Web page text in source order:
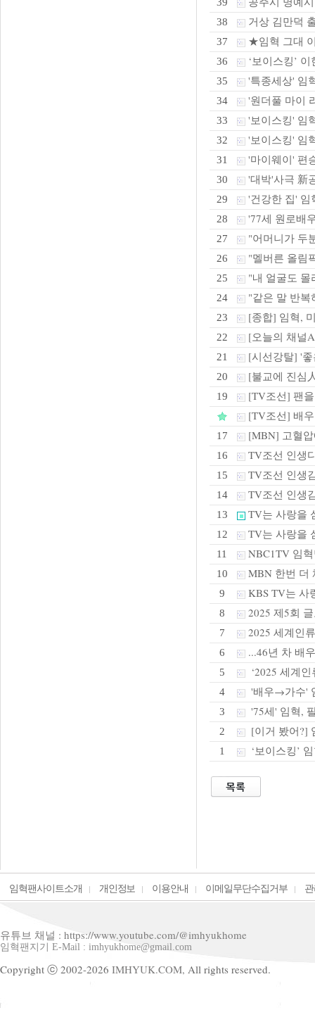
38 거상 김만덕
37 ★임혁 그대
36 ‘보이스킹’
35 '특종세상' 임
34 '원더풀 마이
33 '보이스킹' 임
32 '보이스킹' 임
31 '마이웨이' 편
30 '대박'사극 新
29 '건강한 집' 임
28 '77세 원로배
27 "어머니가 두
26 "멜버른 올림
25 "내 얼굴도 몰
24 "같은 말 반복
23 [종합] 임혁,
22 [오늘의 채널
21 [시선강탈] '
20 [불교에 진심
19
[TV조선] 팬
[TV조선] 배
17 [MBN] 고혈
16 TV조선 인생
15 TV조선 인생
14 TV조선 인생
13 TV는 사랑을
12 TV는 사랑을
11 NBC1TV 임
10 MBN 한번 더
9 KBS TV는 사
8 2025 제5회
7 2025 세계인
6 ...46년 차 배
5 ‘2025 세계
4 '배우→가수'
3 '75세' 임혁,
2 [이거 봤어?]
1 ‘보이스킹’
임혁팬사이트소개 개인정보 이용안내 이메일무단수집거부
유튜브 채널 : https://www.youtube.com/@imhyukhome
임혁팬지기 E-Mail : imhyukhome@gmail.com
Copyright ⓒ 2002-2026 IMHYUK.COM, All rights reserved.